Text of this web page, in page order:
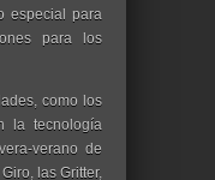
especial para
para los
como los
la tecnología
verano de
las Gritter,